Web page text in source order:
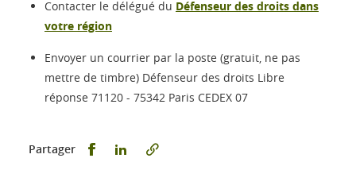
Contacter le délégué du Défenseur des droits dans
votre région
Envoyer un courrier par la poste (gratuit, ne pas
mettre de timbre) Défenseur des droits Libre
réponse 71120 - 75342 Paris CEDEX 07
Partager Partager sur Facebook
Partager sur LinkedIn